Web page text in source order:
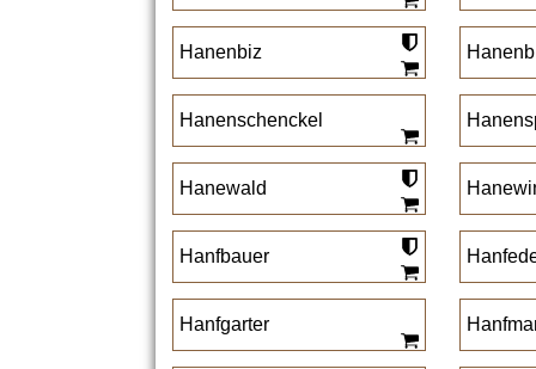
Hanenbiz
Hanenschenckel
Hanewald
Hanfbauer
Hanfgarter